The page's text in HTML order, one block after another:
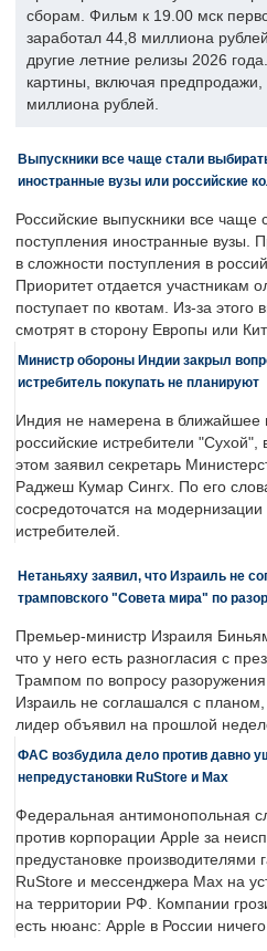
сборам. Фильм к 19.00 мск
заработал 44,8 миллиона
другие летние релизы 2026
картины, включая
миллиона рублей.
Выпускники все чаще стали
иностранные вузы или российские
Российские выпускники все чаще
поступления иностранные вузы.
в сложности поступления в
Приоритет отдается участникам
поступает по квотам. Из-за этого
смотрят в сторону Европы или
Министр обороны Индии закрыл
истребитель покупать не планируют
Индия не намерена в ближайшее
российские истребители
этом заявил секретарь
Раджеш Кумар Сингх. По его
сосредоточатся на
истребителей.
Нетаньяху заявил, что Израиль не
трамповского "Совета мира" по
Премьер-министр Израиля
что у него есть разногласия с
Трампом по вопросу
Израиль не соглашался с
лидер объявил на прошлой
ФАС возбудила дело против давно
непредустановки RuStore и Max
Федеральная антимонопольная
против корпорации Apple за
предустановке производителями
RuStore и мессенджера Max на
на территории РФ. Компании
есть нюанс: Apple в России